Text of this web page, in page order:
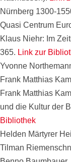
Nürnberg 1300-
Quasi Centrum
Klaus Niehr: Im
365. Link zur
Yvonne
Frank Matthias
Frank Matthias
und die Kultur der
Bibliothek
Helden Märtyrer
Tilman